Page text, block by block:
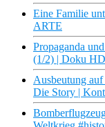
Eine Familie
ARTE
Propaganda
(1/2) | Doku
Ausbeutung
Die Story |